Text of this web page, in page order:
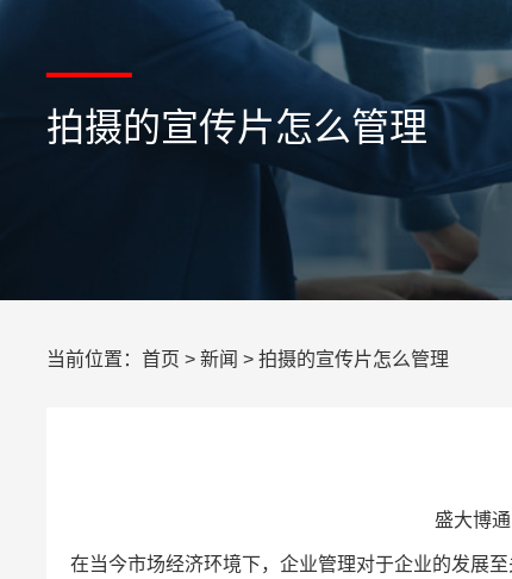
拍摄的宣传片怎么管理
当前位置： 首页 > 新闻 > 拍摄的宣传片怎么管理
盛大博
在当今市场经济环境下，企业管理对于企业的发展